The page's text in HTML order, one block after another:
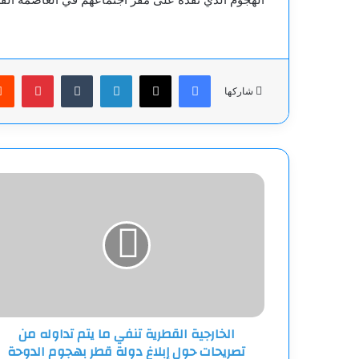
شاركها
فيسبوك
‫X لينكدإن
الخارجية
حول
دولة
الخارجية القطرية تنفي ما يتم تداوله من
تصريحات حول إبلاغ دولة قطر بهجوم الدوحة